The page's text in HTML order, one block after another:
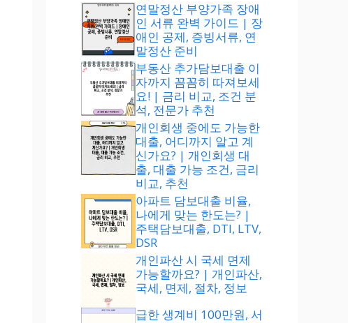
연말정산 부양가족 장애
인 서류 완벽 가이드 | 장
애인 공제, 증빙서류, 연
말정산 준비
부동산 추가담보대출 이
자까지 꼼꼼히 따져보세
요! | 금리 비교, 조건 분
석, 전문가 추천
개인회생 중에도 가능한
대출, 어디까지 알고 계
신가요? | 개인회생 대
출, 대출 가능 조건, 금리
비교, 추천
아파트 담보대출 비율,
나에게 맞는 한도는? |
주택담보대출, DTI, LTV,
DSR
개인파산 시 국세 면제
가능할까요? | 개인파산,
국세, 면제, 절차, 정보
급한 생계비 100만원, 서